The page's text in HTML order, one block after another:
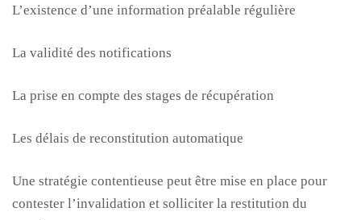
L’existence d’une information préalable régulière
La validité des notifications
La prise en compte des stages de récupération
Les délais de reconstitution automatique
Une stratégie contentieuse peut être mise en place pour
contester l’invalidation et solliciter la restitution du